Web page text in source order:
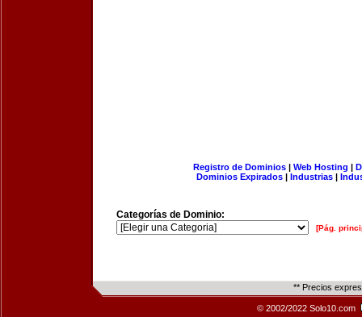
Registro de Dominios| Web Hosting |
Dominios Expirados | Industrias |
Categorías de Dominio:
[Pág.
** Precios
© 2002/2022 Solo10.com